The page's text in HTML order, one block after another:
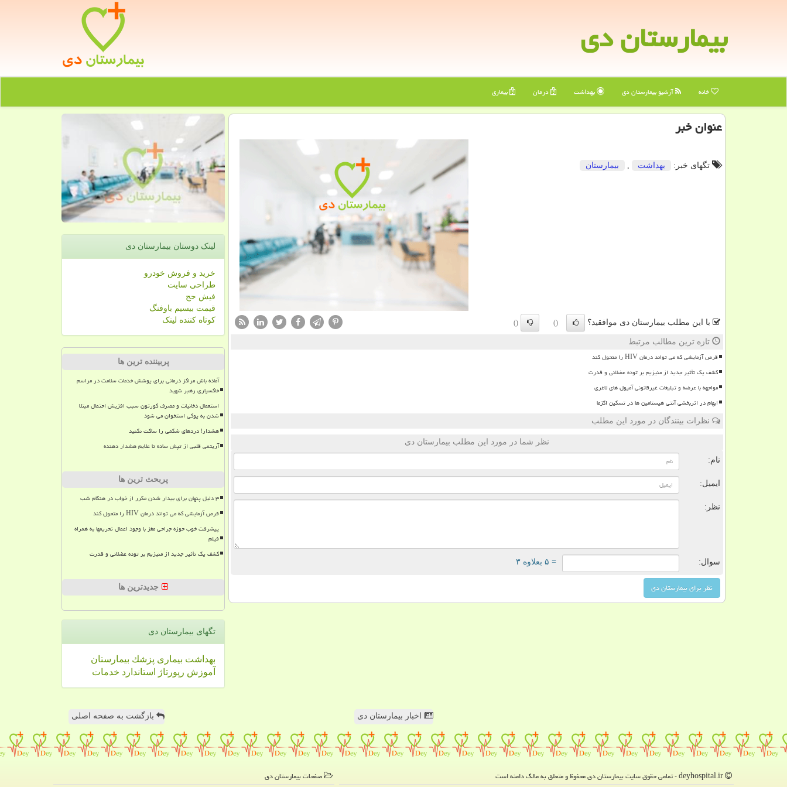
بیمارستان دی
خانه آرشیو بیمارستان دی بهداشت درمان بیماری
عنوان خبر
تگهای خبر: بهداشت , بیمارستان
با این مطلب بیمارستان دی موافقید؟ ()
()
تازه ترین مطالب مرتبط
قرص آزمایشی که می تواند درمان HIV را متحول کند
کشف یک تأثیر جدید از منیزیم بر توده عضلانی و قدرت
مواجهه با عرضه و تبلیغات غیرقانونی آمپول های لاغری
ابهام در اثربخشی آنتی هیستامین ها در تسکین اگزما
نظرات بینندگان در مورد این مطلب
نظر شما در مورد این مطلب بیمارستان دی
نام:
ایمیل:
نظر:
سوال: = ۵ بعلاوه ۳
لینک دوستان بیمارستان دی
خرید و فروش خودرو
طراحی سایت
فیش حج
قیمت بیسیم باوفنگ
کوتاه کننده لینک
پربیننده ترین ها
آماده باش مراکز درمانی برای پوشش خدمات سلامت در مراسم
خاکسپاری رهبر شهید
استعمال دخانیات و مصرف کورتون سبب افزیش احتمال مبتلا
شدن به پوکی استخوان می شود
هشدار! دردهای شکمی را ساکت نکنید
آریتمی قلبی از تپش ساده تا علایم هشدار دهنده
پربحث ترین ها
۳ دلیل پنهان برای بیدار شدن مکرر از خواب در هنگام شب
قرص آزمایشی که می تواند درمان HIV را متحول کند
پیشرفت خوب حوزه جراحی مغز با وجود اعمال تحریمها به همراه
فیلم
کشف یک تأثیر جدید از منیزیم بر توده عضلانی و قدرت
جدیدترین ها
تگهای بیمارستان دی
بهداشت بیماری پزشك بیمارستان
آموزش رپورتاژ استاندارد خدمات
اخبار بیمارستان دی بازگشت به صفحه اصلی
صفحات بیمارستان دی